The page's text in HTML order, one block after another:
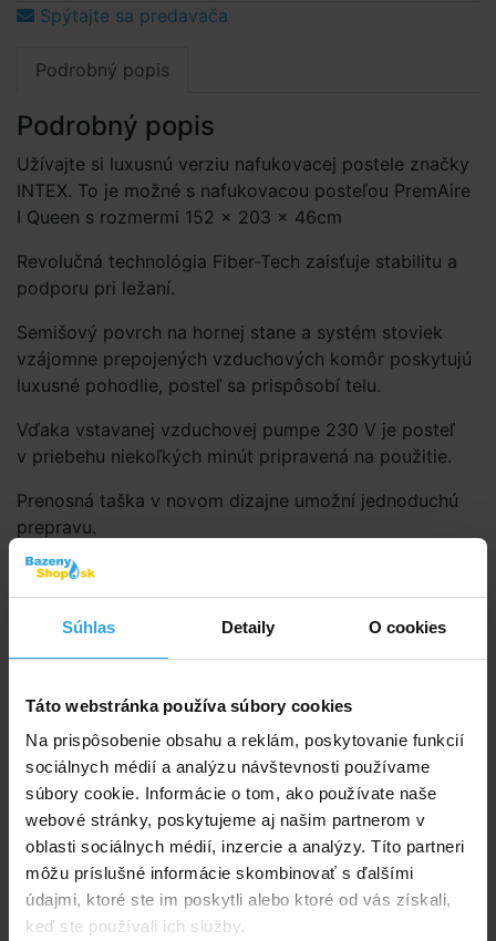
Súhlas Detaily O cookies
Táto webstránka používa súbory cookies
Na prispôsobenie obsahu a reklám, poskytovanie funkcií
sociálnych médií a analýzu návštevnosti používame
súbory cookie. Informácie o tom, ako používate naše
webové stránky, poskytujeme aj našim partnerom v
oblasti sociálnych médií, inzercie a analýzy. Títo partneri
môžu príslušné informácie skombinovať s ďalšími
údajmi, ktoré ste im poskytli alebo ktoré od vás získali,
keď ste používali ich služby.
Spýtajte sa predavača
Podrobný popis
Podrobný popis
Užívajte si luxusnú verziu nafukovacej postele značky
INTEX. To je možné s nafukovacou posteľou PremAire
I Queen s rozmermi 152 × 203 × 46cm
Revolučná technológia Fiber-Tech zaisťuje stabilitu a
podporu pri ležaní.
Semišový povrch na hornej stane a systém stoviek
vzájomne prepojených vzduchových komôr poskytujú
luxusné pohodlie, posteľ sa prispôsobí telu.
Vďaka vstavanej vzduchovej pumpe 230 V je posteľ
v priebehu niekoľkých minút pripravená na použitie.
Prenosná taška v novom dizajne umožní jednoduchú
prepravu.
Prehľad údajov
povločkovaná vrchná a bočná stena
s certifikátom kvality a vinylová spodná strana
zabudovaná elektrická vzduchová pumpa (doba
nafúknutia cca 4min)
46 cm vysoký matrac pre extra komfort
na uloženie a cestovanie jednoducho zložíte
vrátane prenosnej tašky
nosnosť: 272kg
Technológia Fiber-Tech